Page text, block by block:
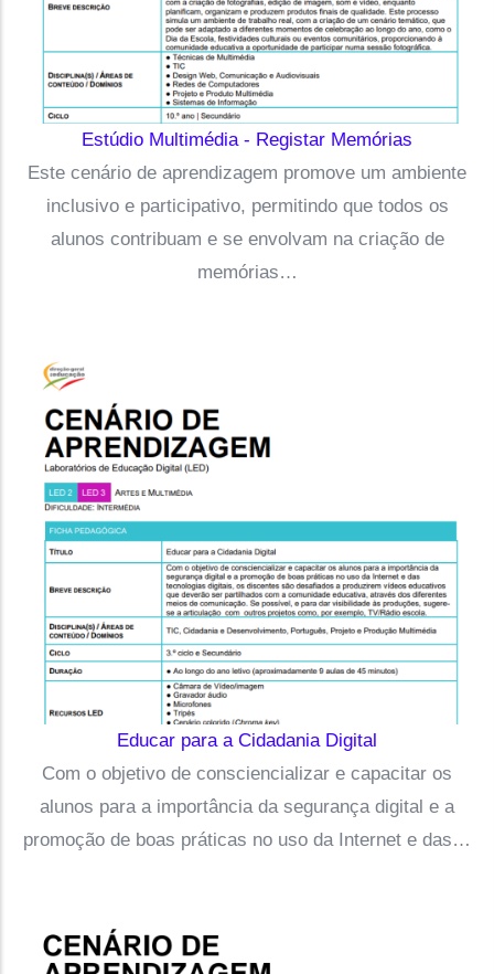
Estúdio Multimédia - Registar Memórias
Este cenário de aprendizagem promove um ambiente
inclusivo e participativo, permitindo que todos os
alunos contribuam e se envolvam na criação de
memórias…
Educar para a Cidadania Digital
Com o objetivo de consciencializar e capacitar os
alunos para a importância da segurança digital e a
promoção de boas práticas no uso da Internet e das…